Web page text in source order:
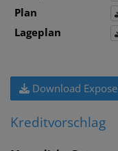
Plan
Lageplan
Download Expose
Kreditvorschlag